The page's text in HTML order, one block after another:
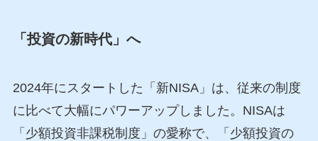
「投資の新時代」へ
2024年にスタートした「新NISA」は、従来の制度
に比べて大幅にパワーアップしました。NISAは
「少額投資非課税制度」の愛称で、「少額投資の